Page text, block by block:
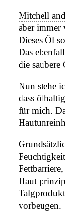
Mitchell
aber immer
Dieses Öl
Das
die saubere
Nun stehe
dass
für mich.
Haut
vorbeugen.